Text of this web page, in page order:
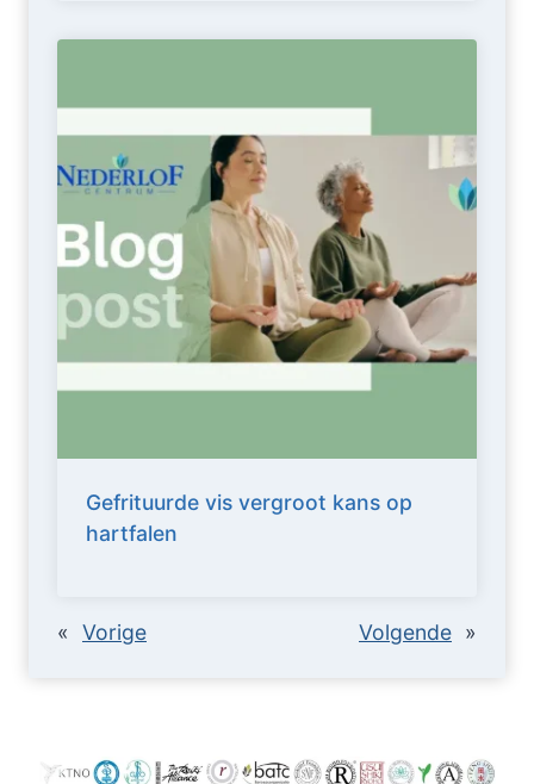
Gefrituurde vis vergroot kans op
hartfalen
« Vorige Volgende »